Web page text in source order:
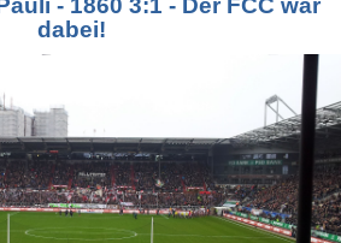
- 1860 3:1 - Der FCC war
dabei!